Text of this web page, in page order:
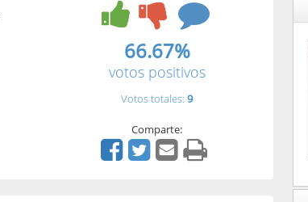
66.67%
votos positivos
Votos totales: 9
Comparte: